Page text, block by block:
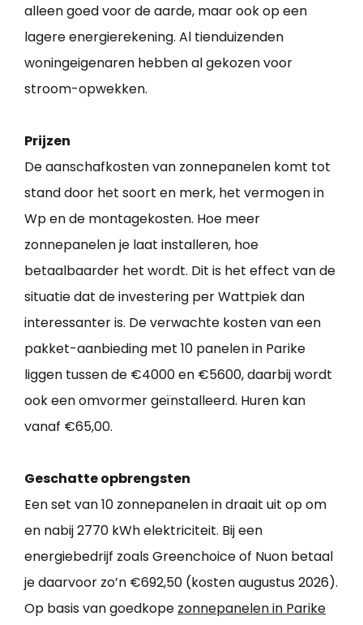
alleen goed voor de aarde, maar ook op een
lagere energierekening. Al tienduizenden
woningeigenaren hebben al gekozen voor
stroom-opwekken.
Prijzen
De aanschafkosten van zonnepanelen komt tot
stand door het soort en merk, het vermogen in
Wp en de montagekosten. Hoe meer
zonnepanelen je laat installeren, hoe
betaalbaarder het wordt. Dit is het effect van de
situatie dat de investering per Wattpiek dan
interessanter is. De verwachte kosten van een
pakket-aanbieding met 10 panelen in Parike
liggen tussen de €4000 en €5600, daarbij wordt
ook een omvormer geïnstalleerd. Huren kan
vanaf €65,00.
Geschatte opbrengsten
Een set van 10 zonnepanelen in draait uit op om
en nabij 2770 kWh elektriciteit. Bij een
energiebedrijf zoals Greenchoice of Nuon betaal
je daarvoor zo’n €692,50 (kosten augustus 2026).
Op basis van goedkope zonnepanelen in Parike